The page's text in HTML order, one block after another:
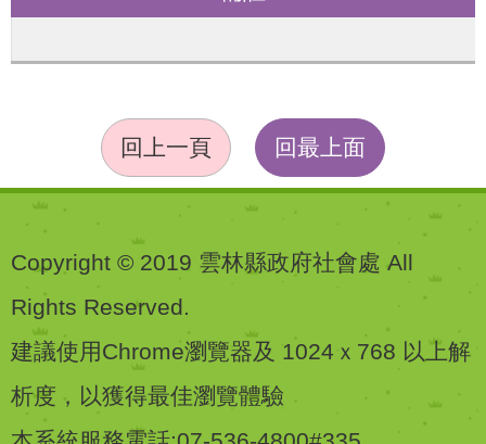
回上一頁 回最上面
Copyright © 2019 雲林縣政府社會處 All
Rights Reserved.
建議使用Chrome瀏覽器及 1024ｘ768 以上解
析度，以獲得最佳瀏覽體驗